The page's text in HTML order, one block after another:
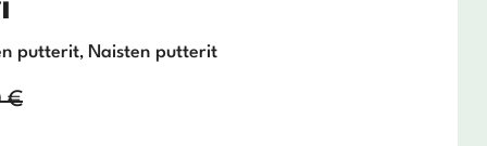
putterit, Naisten putterit
€